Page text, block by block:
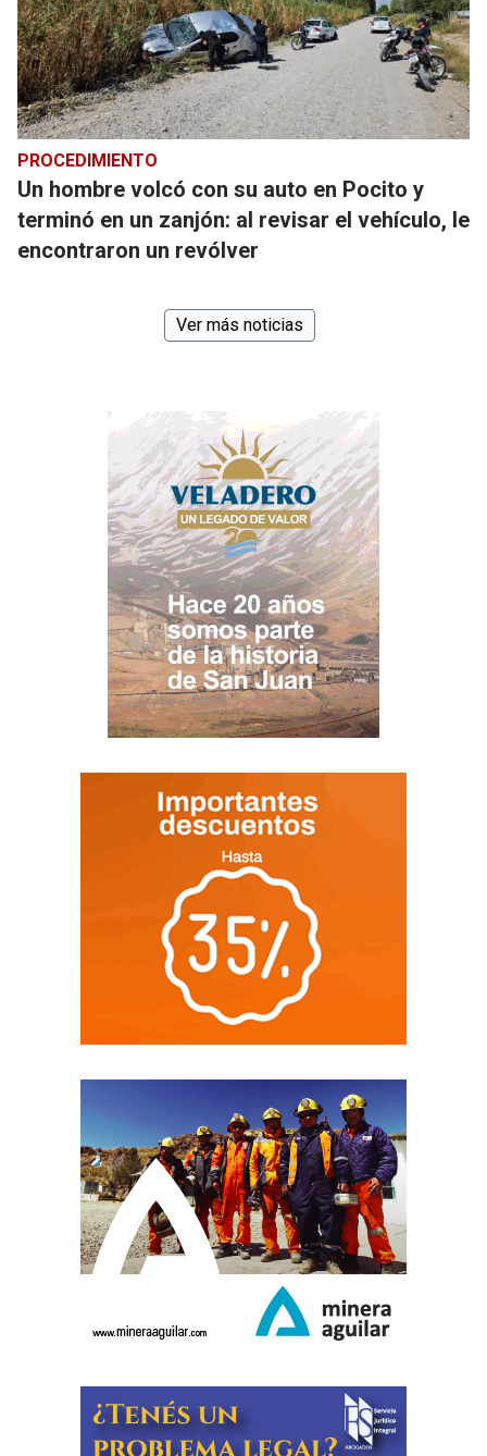
PROCEDIMIENTO
Un hombre volcó con su auto en Pocito y
terminó en un zanjón: al revisar el vehículo, le
encontraron un revólver
Ver más noticias